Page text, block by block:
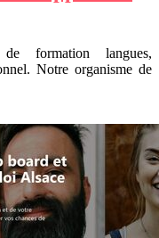
de formation langues,
Notre organisme de